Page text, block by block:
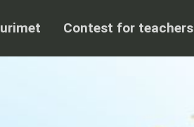
Contest for teachers